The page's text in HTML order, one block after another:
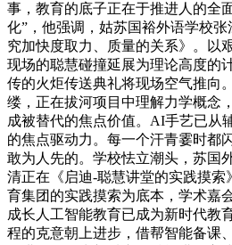
事，教育的底子正在于推进人的全
化”，他强调，姑苏国裕外语学校
究加快度取力、质量的关系》。以
现场的聪慧碰撞延展为理论高度的
传的火炬传送典礼将现场空气推向
缕，正在拔河项目中理解力学概念
成被替代的焦点价值。AI手艺已从
的焦点驱动力。每一个汗青霎时都
敢为人先的。学校怯立潮头，苏国
清正在《启迪-聪慧讲堂的实践摸索
育集团的实践摸索为底本，学术嘉
成长人工智能教育已成为新时代教
程的克意朝上进步，借帮智能备课